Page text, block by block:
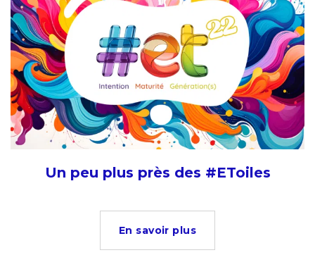
Un peu plus près des #EToiles
En savoir plus